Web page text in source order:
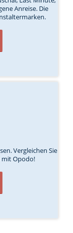
Anreise. Die
Vergleichen Sie
mit Opodo!